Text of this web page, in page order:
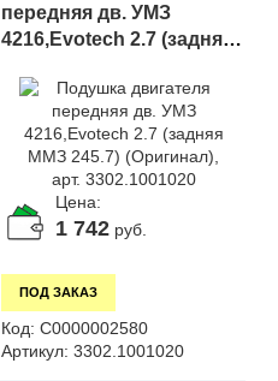
передняя дв. УМЗ
4216,Evotech 2.7 (задняя
арт. 3302.1001020
Цена:
1 742 руб.
ПОД ЗАКАЗ
Код: С0000002580
Артикул: 3302.1001020